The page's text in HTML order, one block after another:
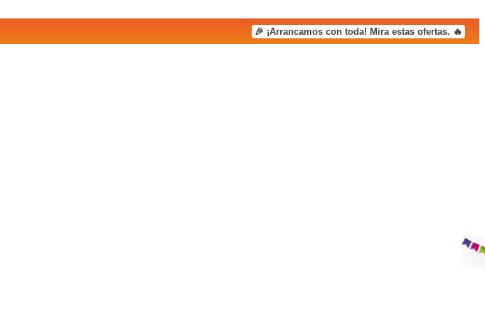
🎉 ¡Arrancamos con toda! Mira estas ofertas. 🔥